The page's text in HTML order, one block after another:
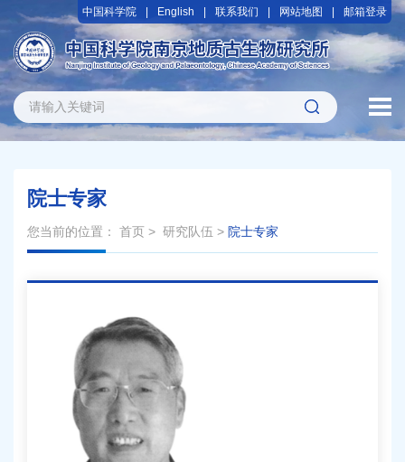
中国科学院 English 联系我们 网站地图 邮箱登录
院士专家
您当前的位置： 首页 > 研究队伍 > 院士专家